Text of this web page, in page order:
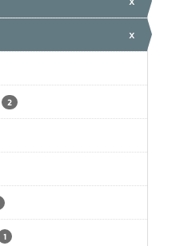
x
2
1